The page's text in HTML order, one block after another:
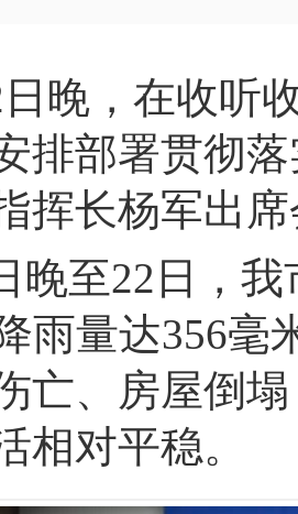
晚，在收听
排部署贯彻
挥长杨军出
晚至22日，
雨量达356毫
亡、房屋倒
相对平稳。